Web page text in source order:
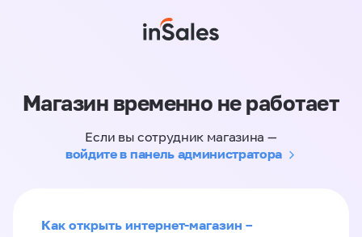
Магазин временно не работает
Если вы сотрудник магазина —
войдите в панель администратора
Как открыть интернет-магазин –